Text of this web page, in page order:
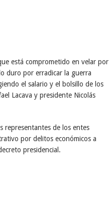
está comprometido en velar por
duro por erradicar la guerra
el salario y el bolsillo de los
Lacava y presidente Nicolás
representantes de los entes
por delitos económicos a
presidencial.